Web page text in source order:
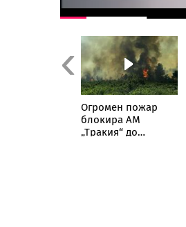
Previous
Огромен пожар
блокира АМ
„Тракия“ до